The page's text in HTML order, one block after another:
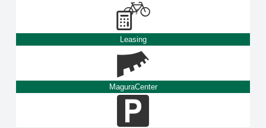
Leasing
MaguraCenter